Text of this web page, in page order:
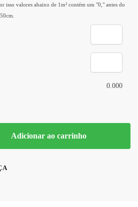
isso valores abaixo de 1m² contém um "0," antes do
0.000
Adicionar ao carrinho